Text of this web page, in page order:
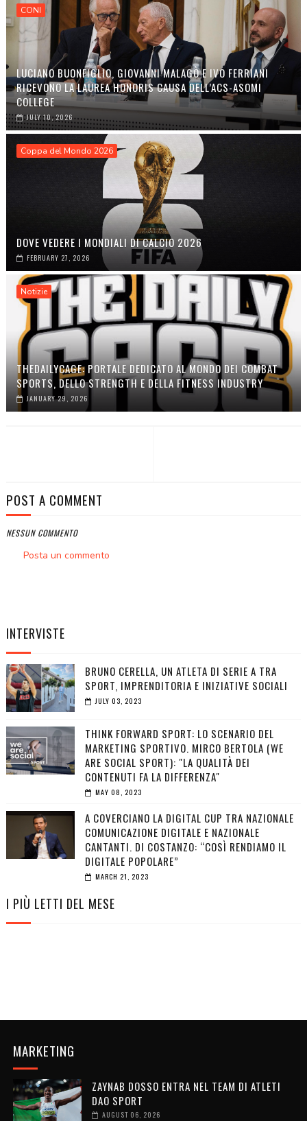
CONI
LUCIANO BUONFIGLIO, GIOVANNI MALAGÒ E IVO FERRIANI
RICEVONO LA LAUREA HONORIS CAUSA DELL’ACS-ASOMI
COLLEGE
JULY 10, 2026
Coppa del Mondo 2026
DOVE VEDERE I MONDIALI DI CALCIO 2026
FEBRUARY 27, 2026
Notizie
THEDAILYCAGE: PORTALE DEDICATO AL MONDO DEI COMBAT
SPORTS, DELLO STRENGTH E DELLA FITNESS INDUSTRY
JANUARY 29, 2026
POST A COMMENT
NESSUN COMMENTO
Posta un commento
INTERVISTE
BRUNO CERELLA, UN ATLETA DI SERIE A TRA
SPORT, IMPRENDITORIA E INIZIATIVE SOCIALI
JULY 03, 2023
THINK FORWARD SPORT: LO SCENARIO DEL
MARKETING SPORTIVO. MIRCO BERTOLA (WE
ARE SOCIAL SPORT): "LA QUALITÀ DEI
CONTENUTI FA LA DIFFERENZA"
MAY 08, 2023
A COVERCIANO LA DIGITAL CUP TRA NAZIONALE
COMUNICAZIONE DIGITALE E NAZIONALE
CANTANTI. DI COSTANZO: “COSÌ RENDIAMO IL
DIGITALE POPOLARE”
MARCH 21, 2023
I PIÙ LETTI DEL MESE
MARKETING
ZAYNAB DOSSO ENTRA NEL TEAM DI ATLETI
DAO SPORT
AUGUST 06, 2026